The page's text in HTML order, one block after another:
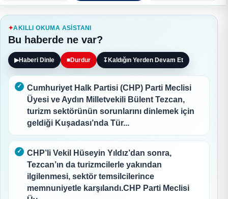
AKILLI OKUMA ASISTANI
Bu haberde ne var?
▶Haberi Dinle ■Durdur ↧Kaldığın Yerden Devam Et
Cumhuriyet Halk Partisi (CHP) Parti Meclisi
Üyesi ve Aydın Milletvekili Bülent Tezcan,
turizm sektörünün sorunlarını dinlemek için
geldiği Kuşadası’nda Tür...
CHP’li Vekil Hüseyin Yıldız’dan sonra,
Tezcan’ın da turizmcilerle yakından
ilgilenmesi, sektör temsilcilerince
memnuniyetle karşılandı.CHP Parti Meclisi